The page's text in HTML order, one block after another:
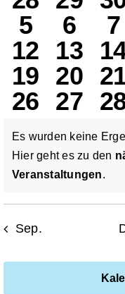
0
5
0
6
0
7
0
12
0
13
0
0
19
0
20
0
0
26
0
27
0
Hinweis
Es wurden keine
Hier geht es zu den
Veranstaltungen.
Sep.